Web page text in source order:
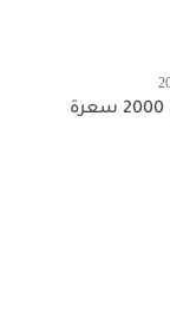
جدول غذائي 2000 سعرة